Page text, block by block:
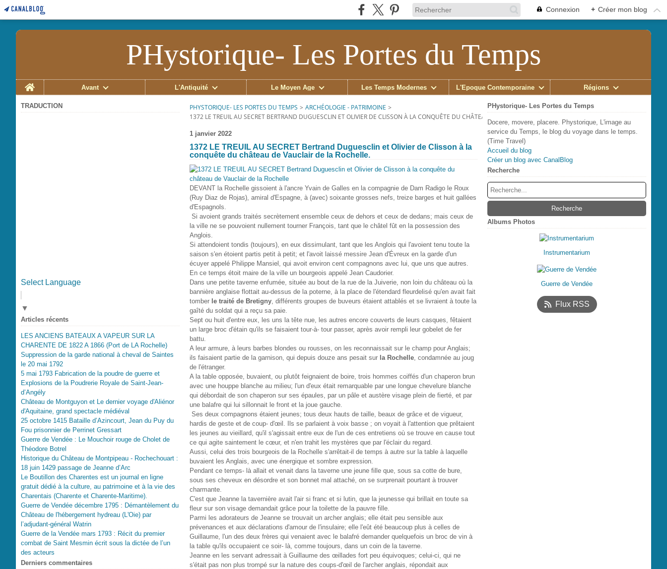
Connexion + Créer mon blog
PHystorique- Les Portes du Temps
Home
Avant L'Antiquité Le Moyen Âge Les Temps Modernes L'Époque Contemporaine Régions
TRADUCTION
Select Language
▼
Articles récents
LES ANCIENS BATEAUX A VAPEUR SUR LA
CHARENTE DE 1822 A 1866 (Port de LA Rochelle)
Suppression de la garde national à cheval de Saintes
le 20 mai 1792
5 mai 1793 Fabrication de la poudre de guerre et
Explosions de la Poudrerie Royale de Saint-Jean-
d’Angély
Château de Montguyon et Le dernier voyage d'Aliénor
d'Aquitaine, grand spectacle médiéval
25 octobre 1415 Bataille d’Azincourt, Jean du Puy du
Fou prisonnier de Perrinet Gressart
Guerre de Vendée : Le Mouchoir rouge de Cholet de
Théodore Botrel
Historique du Château de Montpipeau - Rochechouart :
18 juin 1429 passage de Jeanne d’Arc
Le Boutillon des Charentes est un journal en ligne
gratuit dédié à la culture, au patrimoine et à la vie des
Charentais (Charente et Charente-Maritime).
Guerre de Vendée décembre 1795 : Démantèlement du
Château de l'hébergement hydreau (L'Oie) par
l’adjudant-général Watrin
Guerre de la Vendée mars 1793 : Récit du premier
combat de Saint Mesmin écrit sous la dictée de l’un
des acteurs
Derniers commentaires
PHYSTORIQUE- LES PORTES DU TEMPS > ARCHÉOLOGIE - PATRIMOINE >
1372 LE TREUIL AU SECRET BERTRAND DUGUESCLIN ET OLIVIER DE CLISSON À LA CONQUÊTE DU CHÂTEAU DE VAUCLAIR DE LA ROCHELLE.
1 janvier 2022
1372 LE TREUIL AU SECRET Bertrand Duguesclin et Olivier de Clisson à la
conquête du château de Vauclair de la Rochelle.
DEVANT la Rochelle gissoient à l'ancre Yvain de Galles en la compagnie de Dam Radigo le Roux
(Ruy Diaz de Rojas), amiral d'Espagne, à (avec) soixante grosses nefs, treize barges et huit gallées
d'Espagnols.
Si avoient grands traités secrètement ensemble ceux de dehors et ceux de dedans; mais ceux de
la ville ne se pouvoient nullement tourner François, tant que le châtel fût en la possession des
Anglois.
Si attendoient tondis (toujours), en eux dissimulant, tant que les Anglois qui l'avoient tenu toute la
saison s'en étoient partis petit à petit; et l'avoit laissé messire Jean d'Évreux en la garde d'un
écuyer appelé Philippe Mansiel, qui avoit environ cent compagnons avec lui, que uns que autres.
En ce temps étoit maire de la ville un bourgeois appelé Jean Caudorier.
Dans une petite taverne enfumée, située au bout de la rue de la Juiverie, non loin du château où la
bannière anglaise flottait au-dessus de la poterne, à la place de l'étendard fleurdelisé qu'en avait fait
tomber le traité de Bretigny, différents groupes de buveurs étaient attablés et se livraient à toute la
gaîté du soldat qui a reçu sa paie.
Sept ou huit d'entre eux, les uns la tête nue, les autres encore couverts de leurs casques, fêtaient
un large broc d'étain qu'ils se faisaient tour-à- tour passer, après avoir rempli leur gobelet de fer
battu.
A leur armure, à leurs barbes blondes ou rousses, on les reconnaissait sur le champ pour Anglais;
ils faisaient partie de la garnison, qui depuis douze ans pesait sur la Rochelle, condamnée au joug
de l'étranger.
A la table opposée, buvaient, ou plutôt feignaient de boire, trois hommes coiffés d'un chaperon brun
avec une houppe blanche au milieu; l'un d'eux était remarquable par une longue chevelure blanche
qui débordait de son chaperon sur ses épaules, par un pâle et austère visage plein de fierté, et par
une balafre qui lui sillonnait le front et la joue gauche.
Ses deux compagnons étaient jeunes; tous deux hauts de taille, beaux de grâce et de vigueur,
hardis de geste et de coup- d'œil. Ils se parlaient à voix basse ; on voyait à l'attention que prêtaient
les jeunes au vieillard, qu'il s'agissait entre eux de l'un de ces entretiens où se trouve en cause tout
ce qui agite saintement le cœur, et n'en trahit les mystères que par l'éclair du regard.
Aussi, celui des trois bourgeois de la Rochelle s'arrêtait-il de temps à autre sur la table à laquelle
buvaient les Anglais, avec une énergique et sombre expression.
Pendant ce temps- là allait et venait dans la taverne une jeune fille que, sous sa cotte de bure,
sous ses cheveux en désordre et son bonnet mal attaché, on se surprenait pourtant à trouver
charmante.
C'est que Jeanne la tavernière avait l'air si franc et si lutin, que la jeunesse qui brillait en toute sa
fleur sur son visage demandait grâce pour la toilette de la pauvre fille.
Parmi les adorateurs de Jeanne se trouvait un archer anglais; elle était peu sensible aux
prévenances et aux déclarations d'amour de l'insulaire; elle l'eût été beaucoup plus à celles de
Guillaume, l'un des deux frères qui venaient avec le balafré demander quelquefois un broc de vin à
la table qu'ils occupaient ce soir- là, comme toujours, dans un coin de la taverne.
Jeanne en les servant adressait à Guillaume des œillades fort peu équivoques; celui-ci, qui ne
s'était pas non plus trompé sur la nature des coups-d'œil de l'archer anglais, répondait aux
PHystorique- Les Portes du Temps
Docere, movere, placere. Phystorique, L'image au
service du Temps, le blog du voyage dans le temps.
(Time Travel)
Accueil du blog
Créer un blog avec CanalBlog
Recherche
Albums Photos
Instrumentarium
Guerre de Vendée
Flux RSS